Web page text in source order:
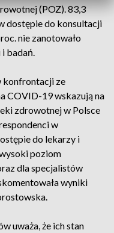
(POZ). 83,3
dostępie do konsultacji
nie zanotowało
badań.
konfrontacji ze
COVID-19 wskazują na
zdrowotnej w Polsce
w
do lekarzy i
poziom
dla specjalistów
wyniki
uważa, że ich stan